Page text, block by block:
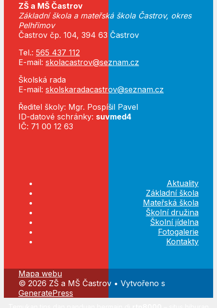
ZŠ a MŠ Častrov
Základní škola a mateřská škola Častrov, okres
Pelhřimov
Častrov čp. 104, 394 63 Častrov
Tel.: 565 437 112
E-mail: skolacastrov@seznam.cz
Školská rada
E-mail: skolskaradacastrov@seznam.cz
Ředitel školy: Mgr. Pospíšil Pavel
ID-datové schránky: suvmed4
IČ: 71 00 12 63
Aktuality
Základní škola
Mateřská škola
Školní družina
Školní jídelna
Fotogalerie
Kontakty
Mapa webu
© 2026 ZŠ a MŠ Častrov • Vytvořeno s
GeneratePress